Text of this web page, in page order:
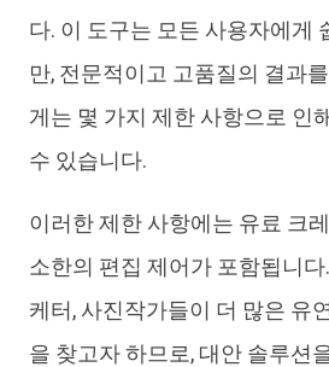
다. 이 도구는 모든 사용자에게
만, 전문적이고 고품질의 결과
게는 몇 가지 제한 사항으로 인
수 있습니다.
이러한 제한 사항에는 유료 크
소한의 편집 제어가 포함됩니
케터, 사진작가들이 더 많은 유
을 찾고자 하므로, 대안 솔루션